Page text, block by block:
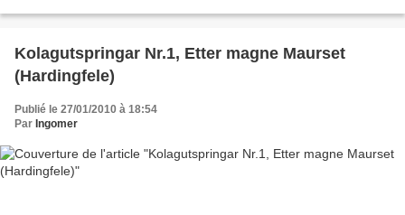
Kolagutspringar Nr.1, Etter magne Maurset
(Hardingfele)
Publié le 27/01/2010 à 18:54
Par Ingomer